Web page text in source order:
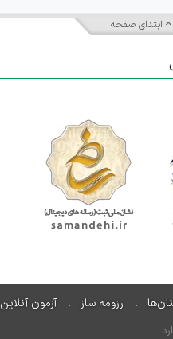
ابتدای صفحه
رزومه ساز آزمون آنلاین